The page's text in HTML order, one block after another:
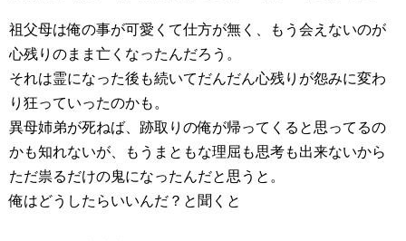
祖父母は俺の事が可愛くて仕方が無く、もう会えないのが
心残りのまま亡くなったんだろう。
それは霊になった後も続いてだんだん心残りが怨みに変わ
り狂っていったのかも。
異母姉弟が死ねば、跡取りの俺が帰ってくると思ってるの
かも知れないが、もうまともな理屈も思考も出来ないから
ただ祟るだけの鬼になったんだと思うと。
俺はどうしたらいいんだ？と聞くと